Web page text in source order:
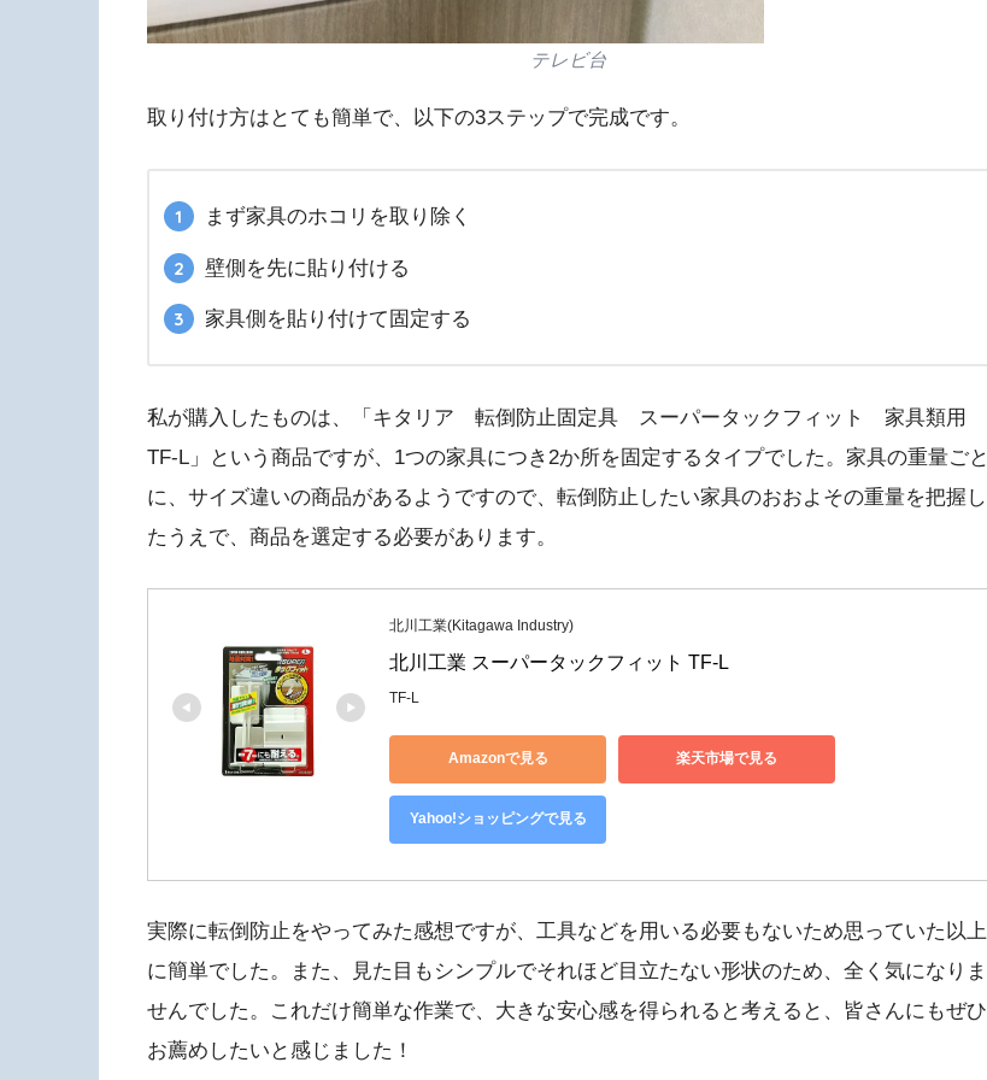
テレビ台
取り付け方はとても簡単で、以下の3ステップで完成です。
まず家具のホコリを取り除く
壁側を先に貼り付ける
家具側を貼り付けて固定する
私が購入したものは、「キタリア 転倒防止固定具 スーパータックフィット 家具類用
TF-L」という商品ですが、1つの家具につき2か所を固定するタイプでした。家具の重量ごと
に、サイズ違いの商品があるようですので、転倒防止したい家具のおおよその重量を把握し
たうえで、商品を選定する必要があります。
北川工業(Kitagawa Industry)
北川工業 スーパータックフィット TF-L
TF-L
Amazonで見る 楽天市場で見る
Yahoo!ショッピングで見る
実際に転倒防止をやってみた感想ですが、工具などを用いる必要もないため思っていた以上
に簡単でした。また、見た目もシンプルでそれほど目立たない形状のため、全く気になりま
せんでした。これだけ簡単な作業で、大きな安心感を得られると考えると、皆さんにもぜひ
お薦めしたいと感じました！